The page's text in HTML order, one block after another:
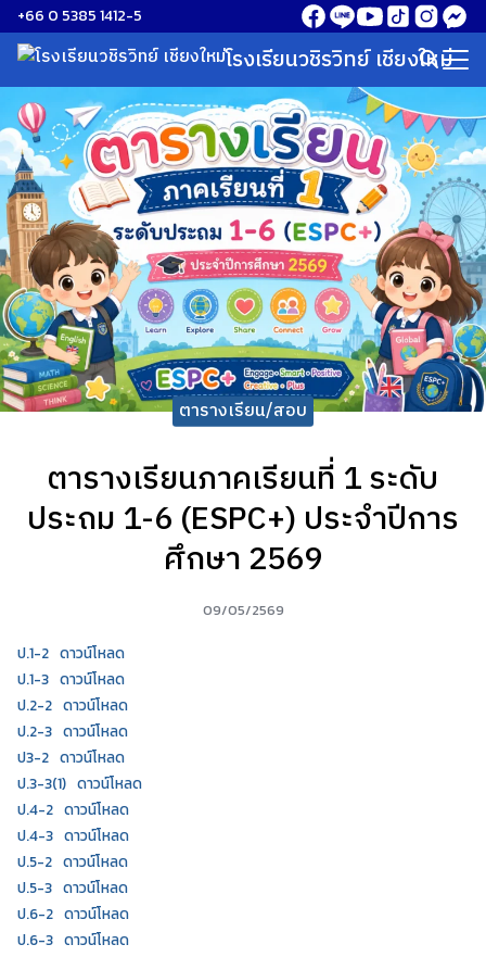
Skip
to
content
+66 0 5385 1412-5
โรงเรียนวชิรวิทย์ เชียงใหม่
Search
for:
ตารางเรียน/สอบ
ตารางเรียนภาคเรียนที่ 1 ระดับ
ประถม 1-6 (ESPC+) ประจำปีการ
ศึกษา 2569
09/05/2569
ป.1-2 ดาวน์โหลด
ป.1-3 ดาวน์โหลด
ป.2-2 ดาวน์โหลด
ป.2-3 ดาวน์โหลด
ป3-2 ดาวน์โหลด
ป.3-3(1) ดาวน์โหลด
ป.4-2 ดาวน์โหลด
ป.4-3 ดาวน์โหลด
ป.5-2 ดาวน์โหลด
ป.5-3 ดาวน์โหลด
ป.6-2 ดาวน์โหลด
ป.6-3 ดาวน์โหลด